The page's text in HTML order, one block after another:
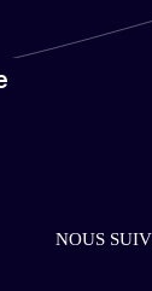
NOUS